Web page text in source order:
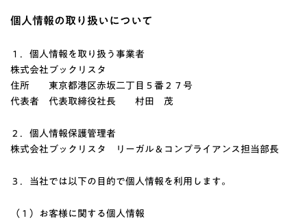
個人情報の取り扱いについて
１．個人情報を取り扱う事業者
株式会社ブックリスタ
住所 東京都港区赤坂二丁目５番２７号
代表者 代表取締役社長 村田 茂
２．個人情報保護管理者
株式会社ブックリスタ リーガル＆コンプライアンス担当部長
３．当社では以下の目的で個人情報を利用します。
（１）お客様に関する個人情報